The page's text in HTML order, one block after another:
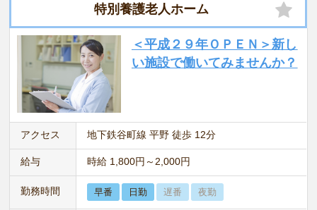
特別養護老人ホーム
＜平成２９年ＯＰＥＮ＞新し
い施設で働いてみませんか？
アクセス 地下鉄谷町線 平野 徒歩 12分
給与 時給 1,800円～2,000円
勤務時間 早番 日勤 遅番 夜勤